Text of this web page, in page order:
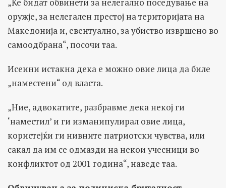
оружје, за нелегален престој на територијата на
Македонија и, евентуално, за убиство извршено во
самоодбрана“, посочи таа.
Исеини истакна дека е можно овие лица да биле
„наместени“ од власта.
„Ние, адвокатите, разбравме дека некој ги
‘наместил’ и ги изманипулирал овие лица,
користејќи ги нивните патриотски чувства, или
сакал да им се одмазди на некои учесници во
конфликтот од 2001 година“, наведе таа.